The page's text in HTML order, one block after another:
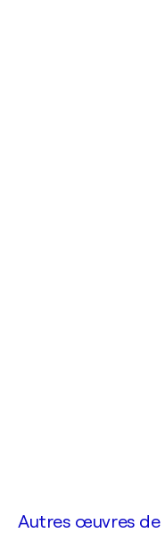
Autres œuvres de